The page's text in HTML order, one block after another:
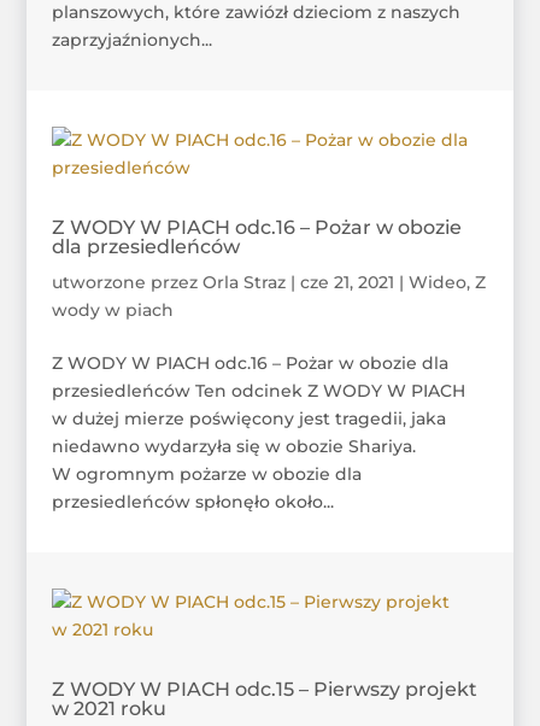
planszowych, które zawiózł dzieciom z naszych
zaprzyjaźnionych...
Z WODY W PIACH odc.16 – Pożar w obozie
dla przesiedleńców
utworzone przez Orla Straz| cze 21, 2021 | Wideo, Z
wody w piach
Z WODY W PIACH odc.16 – Pożar w obozie dla
przesiedleńców Ten odcinek Z WODY W PIACH
w dużej mierze poświęcony jest tragedii, jaka
niedawno wydarzyła się w obozie Shariya.
W ogromnym pożarze w obozie dla
przesiedleńców spłonęło około...
Z WODY W PIACH odc.15 – Pierwszy projekt
w 2021 roku